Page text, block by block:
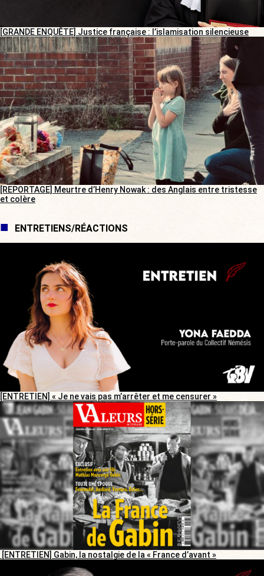
[GRANDE ENQUÊTE] Justice française : l’islamisation silencieuse
[REPORTAGE] Meurtre d’Henry Nowak : des Anglais entre tristesse
et colère
ENTRETIENS/RÉACTIONS
[ENTRETIEN] « Je ne vais pas m’arrêter et me censurer »
[ENTRETIEN] Gabin, la nostalgie de la « France d’avant »